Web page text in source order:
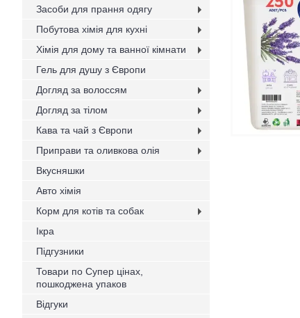
Засоби для прання одягу
Побутова хімія для кухні
Хімія для дому та ванної кімнати
Гель для душу з Європи
Догляд за волоссям
Догляд за тілом
Кава та чай з Європи
Приправи та оливкова олія
Вкусняшки
Авто хімія
Корм для котів та собак
Ікра
Підгузники
Товари по Супер цінах,
пошкоджена упаков
Відгуки